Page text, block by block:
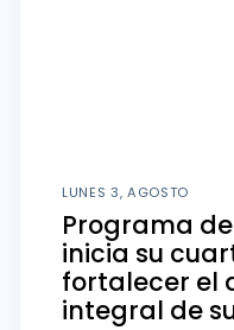
LUNES 3, AGOSTO
Programa
inicia su
fortalecer el
integral de